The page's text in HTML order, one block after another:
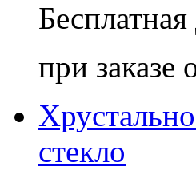
Бесплатная
при заказе
стекло